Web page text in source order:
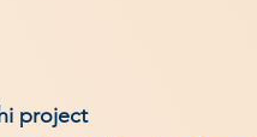
project